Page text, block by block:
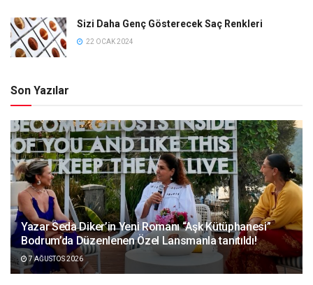
Sizi Daha Genç Gösterecek Saç Renkleri
22 OCAK 2024
Son Yazılar
Yazar Seda Diker’in Yeni Romanı “Aşk Kütüphanesi”
Bodrum’da Düzenlenen Özel Lansmanla tanıtıldı!
7 AĞUSTOS 2026